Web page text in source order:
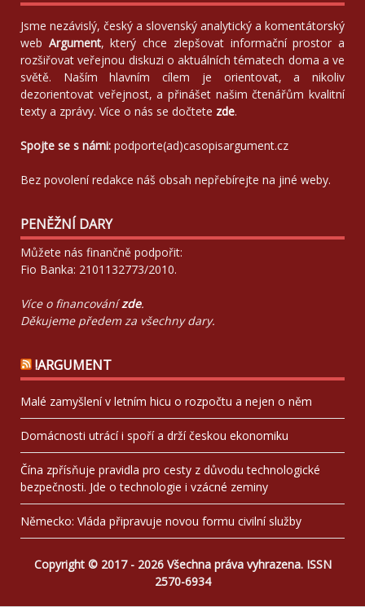
Jsme nezávislý, český a slovenský analytický a komentátorský
web Argument, který chce zlepšovat informační prostor a
rozšiřovat veřejnou diskuzi o aktuálních tématech doma a ve
světě. Naším hlavním cílem je orientovat, a nikoliv
dezorientovat veřejnost, a přinášet našim čtenářům kvalitní
texty a zprávy. Více o nás se dočtete zde.
Spojte se s námi: podporte(ad)casopisargument.cz
Bez povolení redakce náš obsah nepřebírejte na jiné weby.
PENĚŽNÍ DARY
Můžete nás finančně podpořit:
Fio Banka: 2101132773/2010.
Více o financovánízde.
Děkujeme předem za všechny dary.
!ARGUMENT
Malé zamyšlení v letním hicu o rozpočtu a nejen o něm
Domácnosti utrácí i spoří a drží českou ekonomiku
Čína zpřísňuje pravidla pro cesty z důvodu technologické
bezpečnosti. Jde o technologie i vzácné zeminy
Německo: Vláda připravuje novou formu civilní služby
Copyright © 2017 - 2026 Všechna práva vyhrazena. ISSN
2570-6934